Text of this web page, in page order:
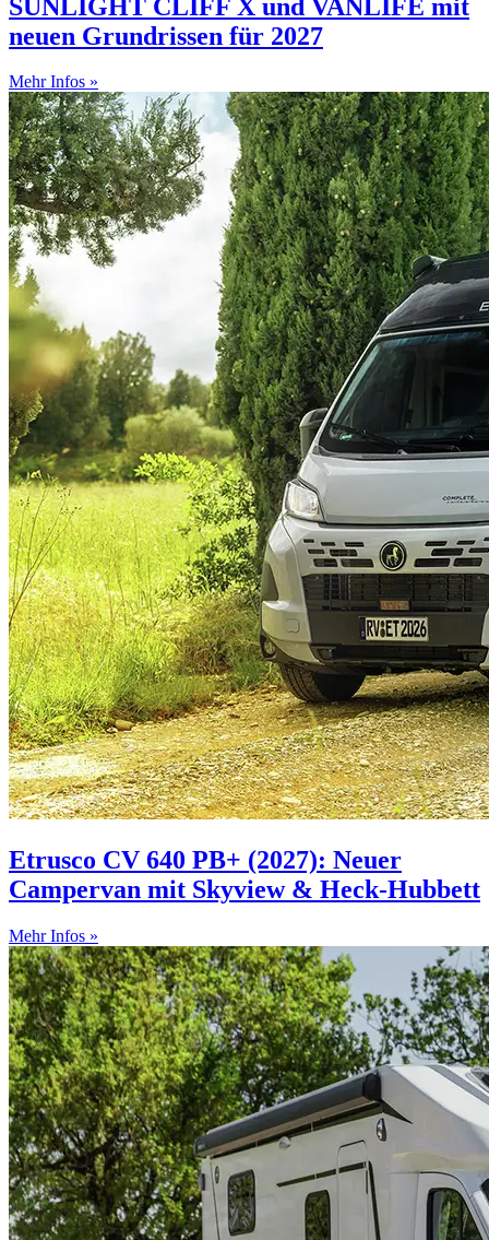
SUNLIGHT CLIFF X und VANLIFE mit
neuen Grundrissen für 2027
Mehr Infos »
Etrusco CV 640 PB+ (2027): Neuer
Campervan mit Skyview & Heck-Hubbett
Mehr Infos »